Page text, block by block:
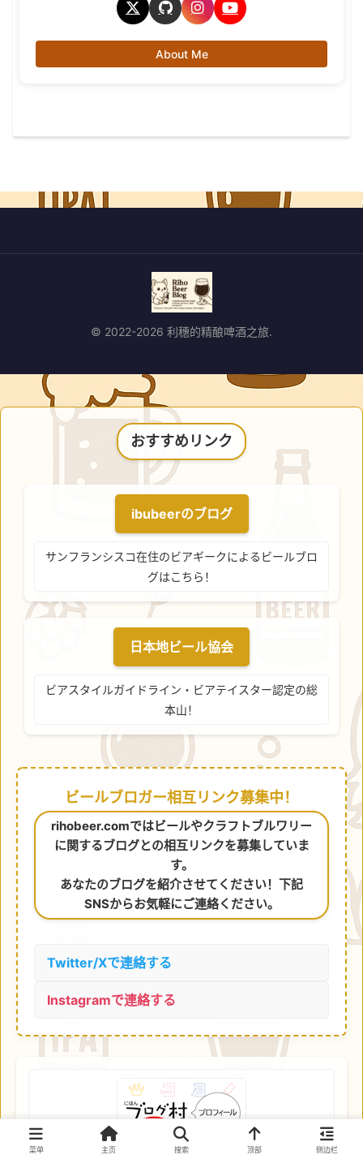
About Me
© 2022-2026 利穗的精酿啤酒之旅.
菜单 主页 搜索 顶部 侧边栏
おすすめリンク
ibubeerのブログ
サンフランシスコ在住のビアギークによるビールブロ
グはこちら！
日本地ビール協会
ビアスタイルガイドライン・ビアテイスター認定の総
本山！
ビールブロガー相互リンク募集中！
rihobeer.comではビールやクラフトブルワリー
に関するブログとの相互リンクを募集していま
す。
あなたのブログを紹介させてください！下記
SNSからお気軽にご連絡ください。
Twitter/Xで連絡する
Instagramで連絡する